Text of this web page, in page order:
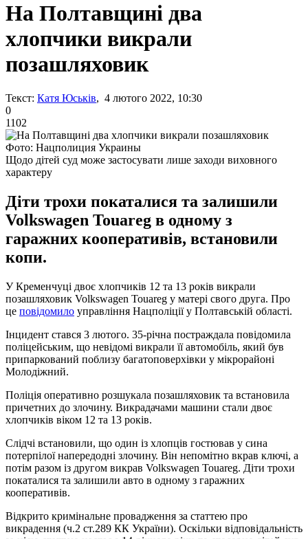
На Полтавщині два
хлопчики викрали
позашляховик
Текст: Катя Юськів, 4 лютого 2022, 10:30
0
1102
Фото: Нацполиция Украины
Щодо дітей суд може застосувати лише заходи виховного
характеру
Діти трохи покаталися та залишили
Volkswagen Touareg в одному з
гаражних кооперативів, встановили
копи.
У Кременчуці двоє хлопчиків 12 та 13 років викрали
позашляховик Volkswagen Touareg у матері свого друга. Про
це повідомило управління Нацполіції у Полтавській області.
Інцидент стався 3 лютого. 35-річна постраждала повідомила
поліцейським, що невідомі викрали її автомобіль, який був
припаркований поблизу багатоповерхівки у мікрорайоні
Молодіжний.
Поліція оперативно розшукала позашляховик та встановила
причетних до злочину. Викрадачами машини стали двоє
хлопчиків віком 12 та 13 років.
Слідчі встановили, що один із хлопців гостював у сина
потерпілої напередодні злочину. Він непомітно вкрав ключі, а
потім разом із другом викрав Volkswagen Touareg. Діти трохи
покаталися та залишили авто в одному з гаражних
кооперативів.
Відкрито кримінальне провадження за статтею про
викрадення (ч.2 ст.289 КК України). Оскільки відповідальність